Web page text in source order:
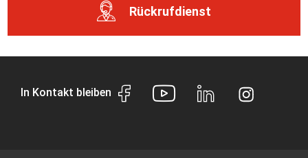
Rückrufdienst
In Kontakt bleiben